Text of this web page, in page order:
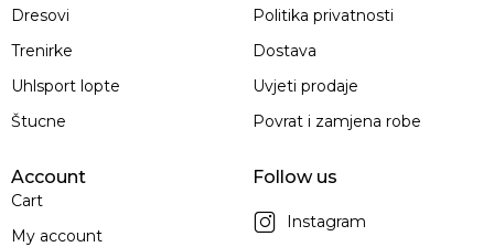
Dresovi
Trenirke
Uhlsport lopte
Štucne
Politika privatnosti
Dostava
Uvjeti prodaje
Povrat i zamjena robe
Account
Cart
My account
Follow us
Instagram